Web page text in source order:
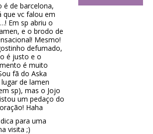
é de barcelona,
que vc falou em
Em sp abriu o
e o brodo de
Mesmo!
defumado,
é justo e o
é muito
fã do Aska
de lamen
sp), mas o Jojo
um pedaço do
Haha
para uma
visita ;)